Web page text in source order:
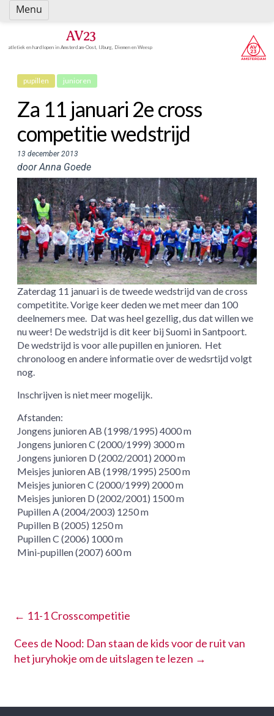
Spring
naar
AV23
atletiek en hardlopen in Amsterdam-Oost, IJburg, Diemen en Weesp
pupillen junioren
Za 11 januari 2e cross
competitie wedstrijd
13 december 2013
door Anna Goede
Zaterdag 11 januari is de tweede wedstrijd van de cross
competitite. Vorige keer deden we met meer dan 100
deelnemers mee. Dat was heel gezellig, dus dat willen we
nu weer! De wedstrijd is dit keer bij Suomi in Santpoort.
De wedstrijd is voor alle pupillen en junioren. Het
chronoloog en andere informatie over de wedsrtijd volgt
nog.
Inschrijven is niet meer mogelijk.
Afstanden:
Jongens junioren AB (1998/1995) 4000 m
Jongens junioren C (2000/1999) 3000 m
Jongens junioren D (2002/2001) 2000 m
Meisjes junioren AB (1998/1995) 2500 m
Meisjes junioren C (2000/1999) 2000 m
Meisjes junioren D (2002/2001) 1500 m
Pupillen A (2004/2003) 1250 m
Pupillen B (2005) 1250 m
Pupillen C (2006) 1000 m
Mini-pupillen (2007) 600 m
← 11-1 Crosscompetitie
Cees de Nood: Dan staan de kids voor de ruit van
het juryhokje om de uitslagen te lezen →
Menu